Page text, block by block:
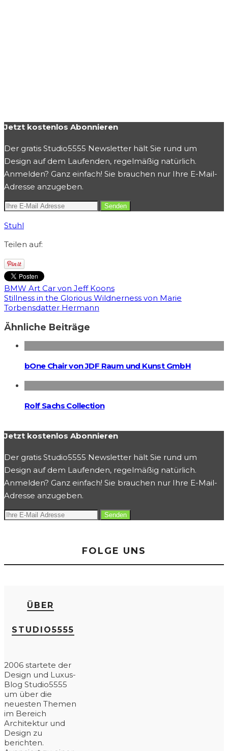
Jetzt kostenlos Abonnieren
Der gratis Studio5555 Newsletter hält Sie rund um
Design auf dem Laufenden, regelmäßig natürlich.
Anmelden? Ganz einfach! Sie brauchen nur Ihre E-Mail-
Adresse anzugeben.
Stuhl
Teilen auf:
BMW Art Car von Jeff Koons
Stillness in the Glorious Wildnerness von Marie
Torbensdatter Hermann
Ähnliche Beiträge
bOne Chair von JDF Raum und Kunst GmbH
Rolf Sachs Collection
Jetzt kostenlos Abonnieren
Der gratis Studio5555 Newsletter hält Sie rund um
Design auf dem Laufenden, regelmäßig natürlich.
Anmelden? Ganz einfach! Sie brauchen nur Ihre E-Mail-
Adresse anzugeben.
FOLGE UNS
ÜBER
STUDIO5555
2006 startete der
Design und Luxus-
Blog Studio5555
um über die
neuesten Themen
im Bereich
Architektur und
Design zu
berichten.